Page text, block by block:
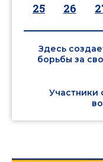
25
26
Здесь
борьбы за
Участники